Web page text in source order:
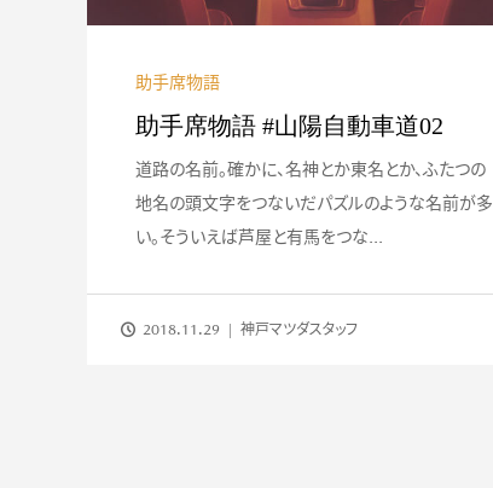
助手席物語
助手席物語 #山陽自動車道02
道路の名前。確かに、名神とか東名とか、ふたつの
地名の頭文字をつないだパズルのような名前が多
い。そういえば芦屋と有馬をつな...
2018.11.29 神戸マツダスタッフ